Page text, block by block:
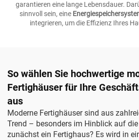
garantieren eine lange Lebensdauer.
sinnvoll sein, eine
integrieren, um die Effizienz Ihres
So wählen Sie hochwertige
Fertighäuser für Ihre
aus
Moderne Fertighäuser sind aus
Trend – besonders im Hinblick auf
zunächst ein Fertighaus? Es wird in